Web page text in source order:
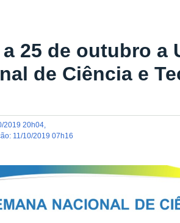
a 25 de outubro a
de Ciência e
2019 20h04
: 11/10/2019 07h16